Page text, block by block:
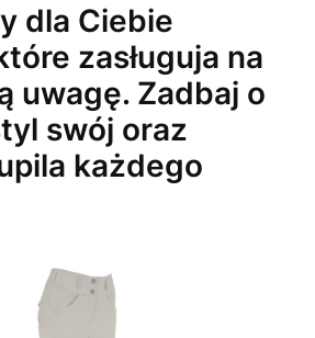
dla Ciebie
zasługuja na
uwagę. Zadbaj o
swój oraz
każdego